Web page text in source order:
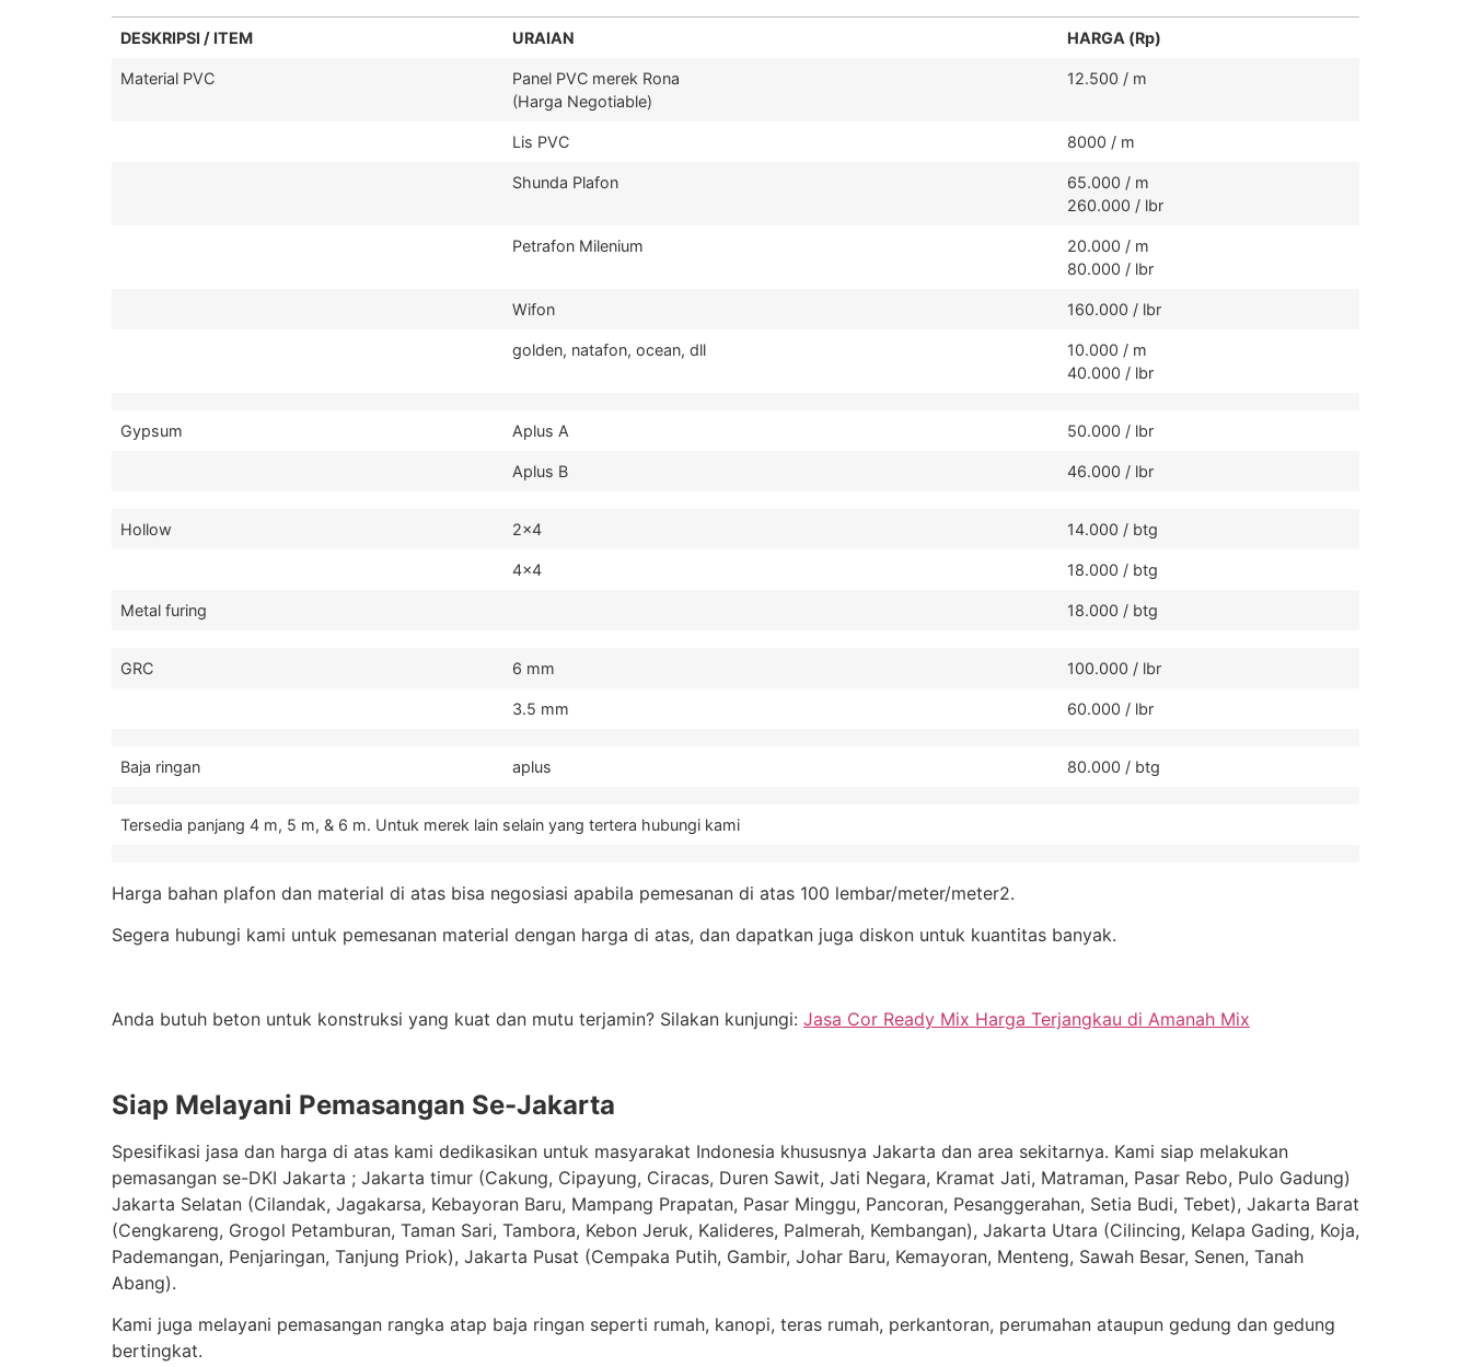
DESKRIPSI / ITEM URAIAN HARGA (Rp)
Material PVC
Panel PVC merek Rona
(Harga Negotiable)
12.500 / m
Lis PVC 8000 / m
Shunda Plafon
65.000 / m
260.000 / lbr
Petrafon Milenium
20.000 / m
80.000 / lbr
Wifon 160.000 / lbr
golden, natafon, ocean, dll
10.000 / m
40.000 / lbr
Gypsum Aplus A 50.000 / lbr
Aplus B 46.000 / lbr
Hollow 2x4 14.000 / btg
4x4 18.000 / btg
Metal furing 18.000 / btg
GRC 6 mm 100.000 / lbr
3.5 mm 60.000 / lbr
Baja ringan aplus 80.000 / btg
Tersedia panjang 4 m, 5 m, & 6 m. Untuk merek lain selain yang tertera hubungi kami
Harga bahan plafon dan material di atas bisa negosiasi apabila pemesanan di atas 100 lembar/meter/meter2.
Segera hubungi kami untuk pemesanan material dengan harga di atas, dan dapatkan juga diskon untuk kuantitas banyak.
Anda butuh beton untuk konstruksi yang kuat dan mutu terjamin? Silakan kunjungi: Jasa Cor Ready Mix Harga Terjangkau di Amanah Mix
Siap Melayani Pemasangan Se-Jakarta
Spesifikasi jasa dan harga di atas kami dedikasikan untuk masyarakat Indonesia khususnya Jakarta dan area sekitarnya. Kami siap melakukan
pemasangan se-DKI Jakarta ; Jakarta timur (Cakung, Cipayung, Ciracas, Duren Sawit, Jati Negara, Kramat Jati, Matraman, Pasar Rebo, Pulo Gadung)
Jakarta Selatan (Cilandak, Jagakarsa, Kebayoran Baru, Mampang Prapatan, Pasar Minggu, Pancoran, Pesanggerahan, Setia Budi, Tebet), Jakarta Barat
(Cengkareng, Grogol Petamburan, Taman Sari, Tambora, Kebon Jeruk, Kalideres, Palmerah, Kembangan), Jakarta Utara (Cilincing, Kelapa Gading, Koja,
Pademangan, Penjaringan, Tanjung Priok), Jakarta Pusat (Cempaka Putih, Gambir, Johar Baru, Kemayoran, Menteng, Sawah Besar, Senen, Tanah
Abang).
Kami juga melayani pemasangan rangka atap baja ringan seperti rumah, kanopi, teras rumah, perkantoran, perumahan ataupun gedung dan gedung
bertingkat.